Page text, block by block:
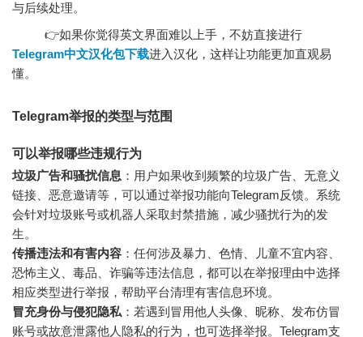
与后续处理。
👉如果你觉得英文界面难以上手，不妨直接进行
Telegram中文汉化包下载进入汉化，这样让功能更加直观易
懂。
Telegram举报的类型与范围
可以举报哪些违规行为
垃圾广告和骚扰信息 ：用户如果收到频繁的垃圾广告、无意义
链接、恶意邀请等，可以通过举报功能向Telegram反馈。系统
会针对垃圾账号或机器人采取封禁措施，减少骚扰行为的发
生。
传播违法和有害内容 ：任何涉及暴力、色情、儿童不宜内容、
恐怖主义、毒品、诈骗等违法信息，都可以在举报理由中选择
相应类型进行举报，帮助平台清理有害信息环境。
冒充身份与侵犯隐私 ：若遇到冒用他人头像、昵称、发布仿冒
账号或故意泄露他人隐私的行为，也可选择举报。Telegram支